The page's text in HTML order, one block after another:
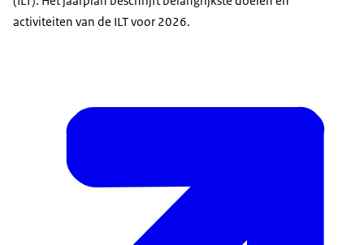
activiteiten van de ILT voor 2026.